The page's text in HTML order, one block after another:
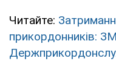
Читайте:
прикордонників: